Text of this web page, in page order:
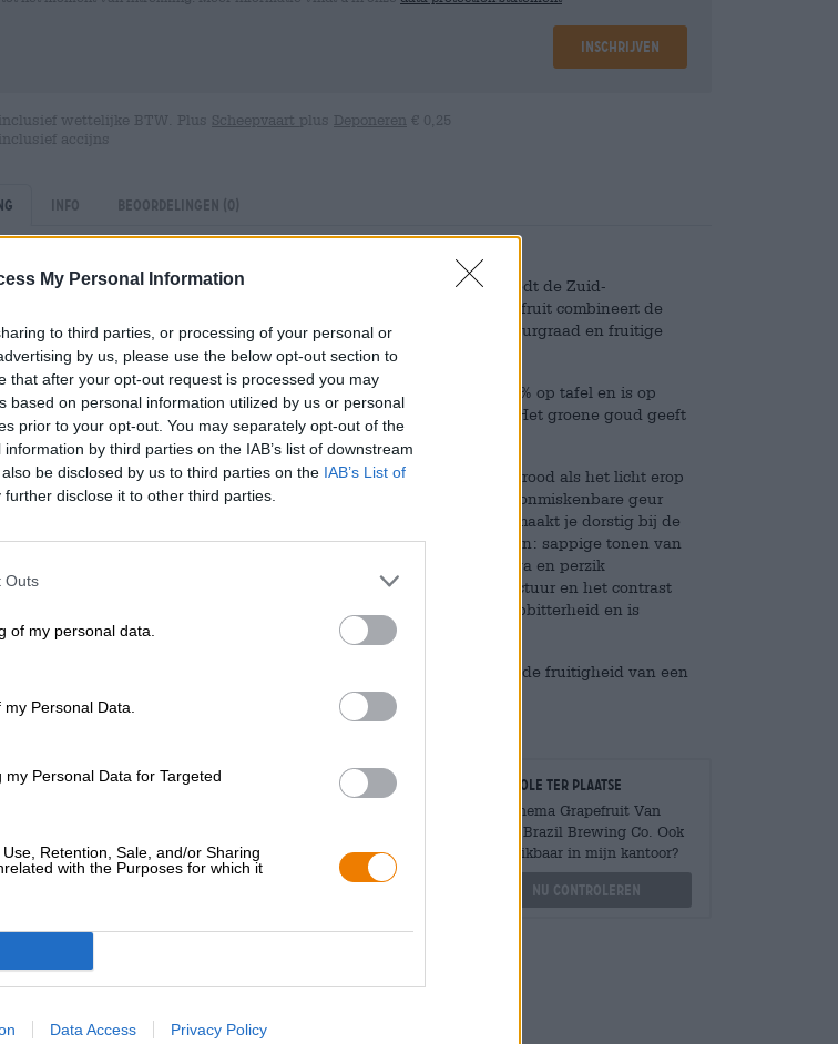
My Personal Information
to third parties, or processing of your personal or
by us, please use the below opt-out section to
that after your opt-out request is processed you may
based on personal information utilized by us or personal
prior to your opt-out. You may separately opt-out of the
by third parties on the IAB’s list of downstream
be disclosed by us to third parties on the IAB’s List of
further disclose it to other third parties.
Outs
of my personal data.
Personal Data.
Personal Data for Targeted
Retention, Sale, and/or Sharing
with the Purposes for which it
Data Access Privacy Policy
Inschrijven
wettelijke BTW. Plus Scheepvaart plus Deponeren € 0,25
accijns
Info Beoordelingen (0)
Double IPA, die doet denken aan zon, strand en vakantie, biedt de Zuid-
brouwerij Novo Brazil ook een tweede variant aan: Ipanema Grapefruit combineert de
tropische fruitgolf van de conventionele Ipanema met de scherpe zuurgraad en fruitige
pompelmoes.
India Pale Ale brengt een indrukwekkend alcoholpercentage van 8,3% op tafel en is op
met de Amerikaanse hopsoorten Mozaïek, Citra en Centennial. Het groene goud geeft
uitbundig fruitkarakter en frisse bitterheid.
vloeit in een warme honingtint het glas in en glinstert koperrood als het licht erop
laagje wit schuim bekroont het goudgele bier en verspreidt de onmiskenbare geur
gesneden roze grapefruit. Een vleugje tropisch fruit komt erbij en maakt je dorstig bij de
De initiële smaak is als een vloedgolf van versgeperste citrusvruchten: sappige tonen van
limoen en citroen overspoelen het gehemelte. Ananas, mango, papaya en perzik
de fruitige indruk, terwijl een behoorlijke bitterheid de aromastructuur en het contrast
bestanddeel bestaat uit de natuurlijke bitterheid van grapefruit en hopbitterheid en is
in de smaak geïntegreerd.
raden deze sappige IPA aan met de verfrissende factor en uitnodigende fruitigheid van een
handelaren of
günstiger einkaufen?
Controle ter plaatse
Is Ipanema Grapefruit Van
Novo Brazil Brewing Co. Ook
beschikbaar in mijn kantoor?
Nu controleren